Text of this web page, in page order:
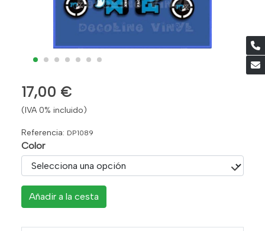
17,00 €
(IVA 0% incluido)
Referencia: DP1089
Color
Añadir a la cesta